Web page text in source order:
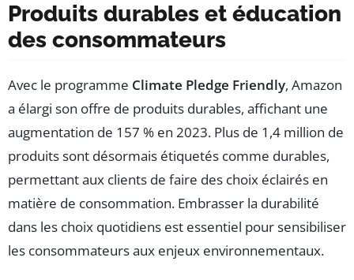
Produits durables et éducation
des consommateurs
Avec le programme Climate Pledge Friendly, Amazon
a élargi son offre de produits durables, affichant une
augmentation de 157 % en 2023. Plus de 1,4 million de
produits sont désormais étiquetés comme durables,
permettant aux clients de faire des choix éclairés en
matière de consommation. Embrasser la durabilité
dans les choix quotidiens est essentiel pour sensibiliser
les consommateurs aux enjeux environnementaux.